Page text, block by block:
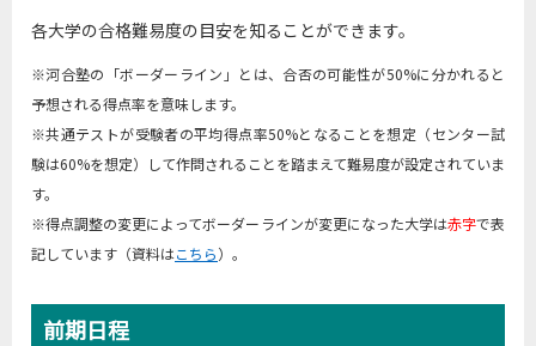
各大学の合格難易度の目安を知ることができます。
※河合塾の「ボーダーライン」とは、合否の可能性が50%に分かれると
予想される得点率を意味します。
※共通テストが受験者の平均得点率50%となることを想定（センター試
験は60%を想定）して作問されることを踏まえて難易度が設定されていま
す。
※得点調整の変更によってボーダーラインが変更になった大学は赤字で表
記しています（資料はこちら）。
前期日程